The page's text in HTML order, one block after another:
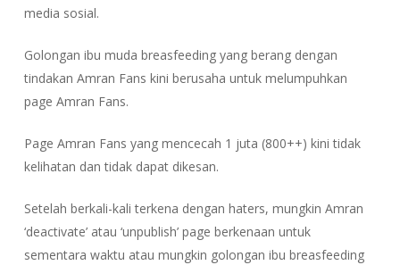
media sosial.
Golongan ibu muda breasfeeding yang berang dengan
tindakan Amran Fans kini berusaha untuk melumpuhkan
page Amran Fans.
Page Amran Fans yang mencecah 1 juta (800++) kini tidak
kelihatan dan tidak dapat dikesan.
Setelah berkali-kali terkena dengan haters, mungkin Amran
‘deactivate’ atau ‘unpublish’ page berkenaan untuk
sementara waktu atau mungkin golongan ibu breasfeeding